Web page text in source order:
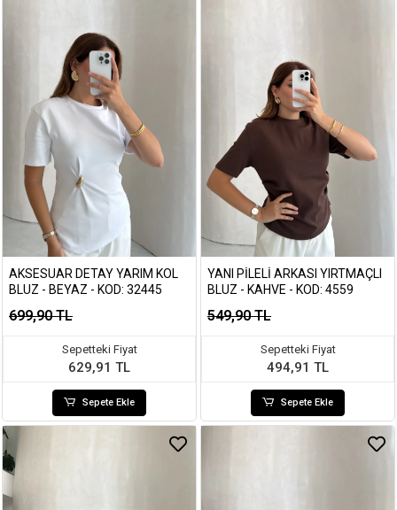
AKSESUAR DETAY YARIM KOL
BLUZ - BEYAZ - KOD: 32445
699,90 TL
Sepetteki Fiyat
629,91 TL
Sepete Ekle
YANI PILELI ARKASI YIRTMAÇLI
BLUZ - KAHVE - KOD: 4559
549,90 TL
Sepetteki Fiyat
494,91 TL
Sepete Ekle